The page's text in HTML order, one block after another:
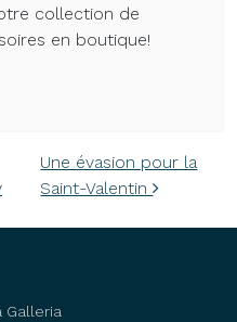
collection de
en boutique!
Une évasion pour la
Saint-Valentin
Galleria